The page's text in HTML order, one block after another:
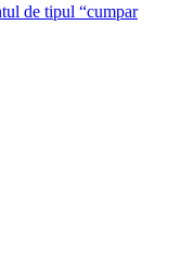
de tipul “cumpar